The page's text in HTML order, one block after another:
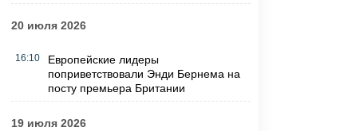
20 июля 2026
16:10
Европейские лидеры
поприветствовали Энди Бернема на
посту премьера Британии
19 июля 2026